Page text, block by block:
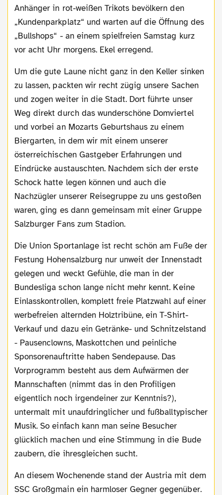
Anhänger in rot-weißen Trikots bevölkern den
„Kundenparkplatz“ und warten auf die Öffnung des
„Bullshops“ - an einem spielfreien Samstag kurz
vor acht Uhr morgens. Ekel erregend.
Um die gute Laune nicht ganz in den Keller sinken
zu lassen, packten wir recht zügig unsere Sachen
und zogen weiter in die Stadt. Dort führte unser
Weg direkt durch das wunderschöne Domviertel
und vorbei an Mozarts Geburtshaus zu einem
Biergarten, in dem wir mit einem unserer
österreichischen Gastgeber Erfahrungen und
Eindrücke austauschten. Nachdem sich der erste
Schock hatte legen können und auch die
Nachzügler unserer Reisegruppe zu uns gestoßen
waren, ging es dann gemeinsam mit einer Gruppe
Salzburger Fans zum Stadion.
Die Union Sportanlage ist recht schön am Fuße der
Festung Hohensalzburg nur unweit der Innenstadt
gelegen und weckt Gefühle, die man in der
Bundesliga schon lange nicht mehr kennt. Keine
Einlasskontrollen, komplett freie Platzwahl auf einer
werbefreien alternden Holztribüne, ein T-Shirt-
Verkauf und dazu ein Getränke- und Schnitzelstand
- Pausenclowns, Maskottchen und peinliche
Sponsorenauftritte haben Sendepause. Das
Vorprogramm besteht aus dem Aufwärmen der
Mannschaften (nimmt das in den Profiligen
eigentlich noch irgendeiner zur Kenntnis?),
untermalt mit unaufdringlicher und fußballtypischer
Musik. So einfach kann man seine Besucher
glücklich machen und eine Stimmung in die Bude
zaubern, die ihresgleichen sucht.
An diesem Wochenende stand der Austria mit dem
SSC Großgmain ein harmloser Gegner gegenüber.